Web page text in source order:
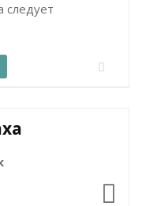
следует